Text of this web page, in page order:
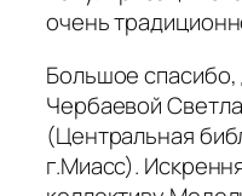
очень
Большое
Чербаевой
(Центральная
г.Миасс).